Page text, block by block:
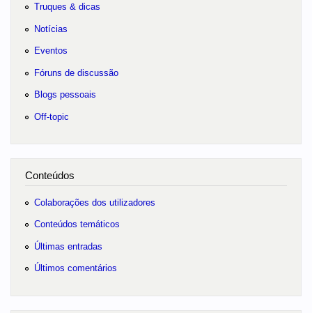
Truques & dicas
Notícias
Eventos
Fóruns de discussão
Blogs pessoais
Off-topic
Conteúdos
Colaborações dos utilizadores
Conteúdos temáticos
Últimas entradas
Últimos comentários